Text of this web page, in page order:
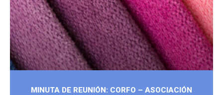
MINUTA DE REUNIÓN: CORFO – ASOCIACIÓN